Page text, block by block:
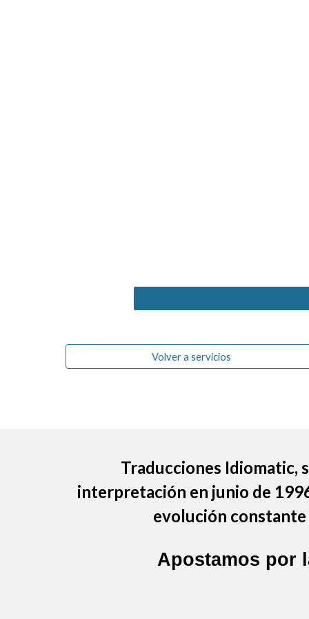
Volver a servicios
Traducciones Idiomatic,
interpretación en junio de
evolución constante
Apostamos por